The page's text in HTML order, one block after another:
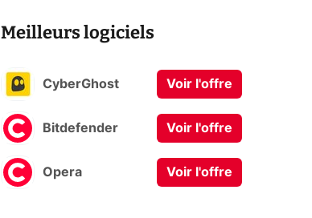
Meilleurs logiciels
CyberGhost Voir l'offre
Bitdefender Voir l'offre
Opera Voir l'offre